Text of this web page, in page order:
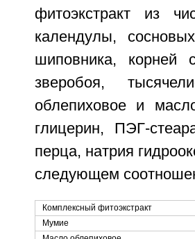
фитоэкстракт из
календулы,
шиповника, корней
зверобоя,
облепиховое и
глицерин, ПЭГ-
перца, натрия
следующем
Комплексный фитоэкстракт
Мумие